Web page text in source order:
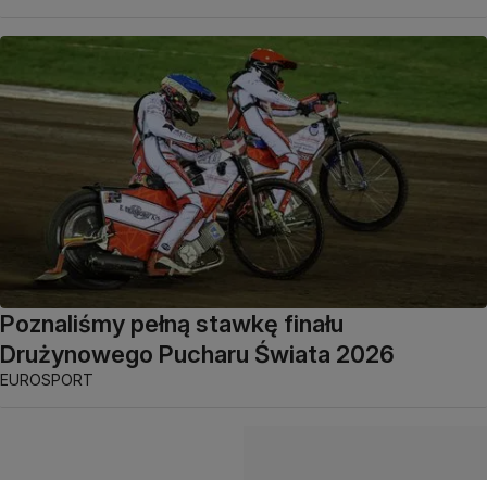
Poznaliśmy pełną stawkę finału
Drużynowego Pucharu Świata 2026
EUROSPORT